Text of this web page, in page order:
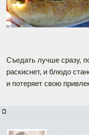
Съедать лучше сразу,
раскиснет, и блюдо
и потеряет свою